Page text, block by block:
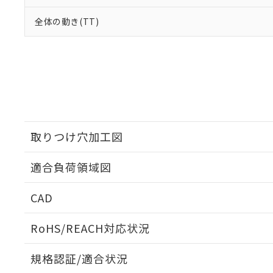
全体の動き(TT)
取りつけ穴加工図
適合負荷領域図
CAD
RoHS/REACH対応状況
規格認証/適合状況